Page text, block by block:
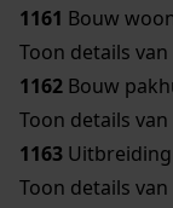
1161 Bouw
Toon details
1162 Bouw
Toon details
1163
Toon details